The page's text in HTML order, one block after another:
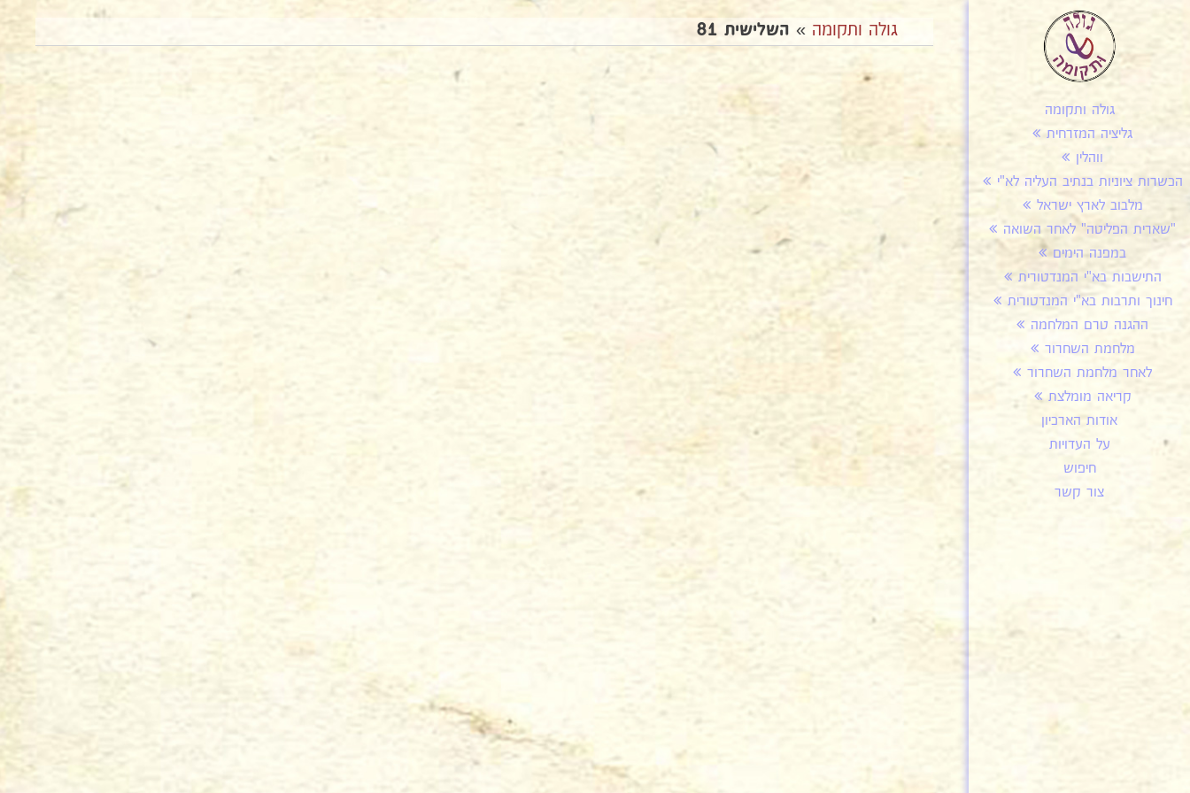
גולה ותקומה
גליציה המזרחית
ווהלין
הכשרות ציוניות בנתיב העליה לא"י
מלבוב לארץ ישראל
"שארית הפליטה" לאחר השואה
במפנה הימים
התישבות בא"י המנדטורית
חינוך ותרבות בא"י המנדטורית
ההגנה טרם המלחמה
מלחמת השחרור
לאחר מלחמת השחרור
קריאה מומלצת
אודות הארכיון
על העדויות
חיפוש
צור קשר
גולה ותקומה » השלישית 81